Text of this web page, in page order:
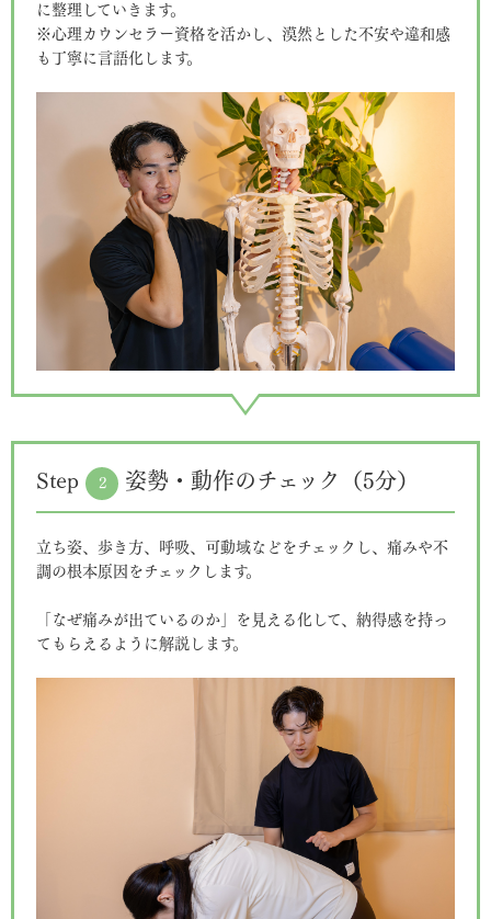
に整理していきます。
※心理カウンセラー資格を活かし、漠然とした不安や違和感
も丁寧に言語化します。
Step 2 姿勢・動作のチェック（5分）
立ち姿、歩き方、呼吸、可動域などをチェックし、痛みや不
調の根本原因をチェックします。
「なぜ痛みが出ているのか」を見える化して、納得感を持っ
てもらえるように解説します。